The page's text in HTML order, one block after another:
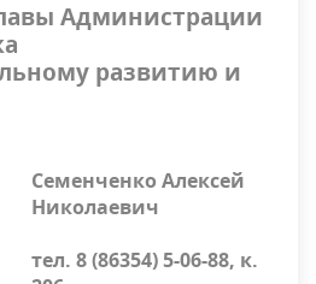
Администрации
развитию и
Семенченко Алексей
Николаевич
тел. 8 (86354) 5-06-88, к.